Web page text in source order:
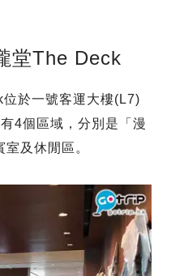
堂The Deck
於一號客運大樓(L7)
4個區域，分別是「漫
及休閒區。